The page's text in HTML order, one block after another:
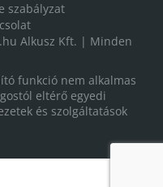
szabályzat
Alkusz Kft. | Minden
funkció nem alkalmas
eltérő egyedi
és szolgáltatások